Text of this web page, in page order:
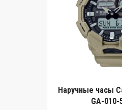
Наручные часы
GA-010-